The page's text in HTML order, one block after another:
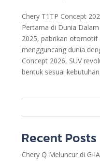
Chery T1TP Concept
Pertama di Dunia
2025, pabrikan otomotif
mengguncang dunia
Concept 2026, SUV
bentuk sesuai
Recent Posts
Chery Q Meluncur di